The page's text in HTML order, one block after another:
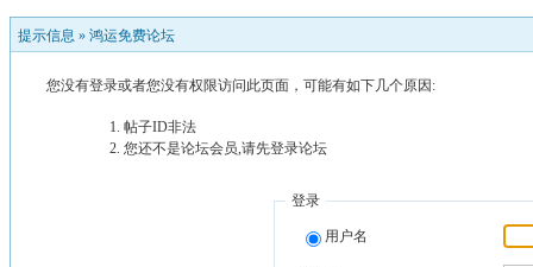
提示信息 » 鸿运免费论坛
您没有登录或者您没有权限访问此页面，可能有如下几个原因:
帖子ID非法
您还不是论坛会员,请先登录论坛
登录
用户名